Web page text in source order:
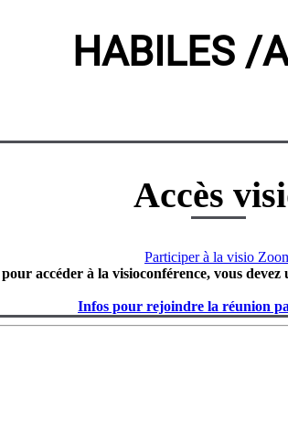
HABILES /
Accès
Participer à la visio
accéder à la visioconférence, vous
Infos pour rejoindre la réunion